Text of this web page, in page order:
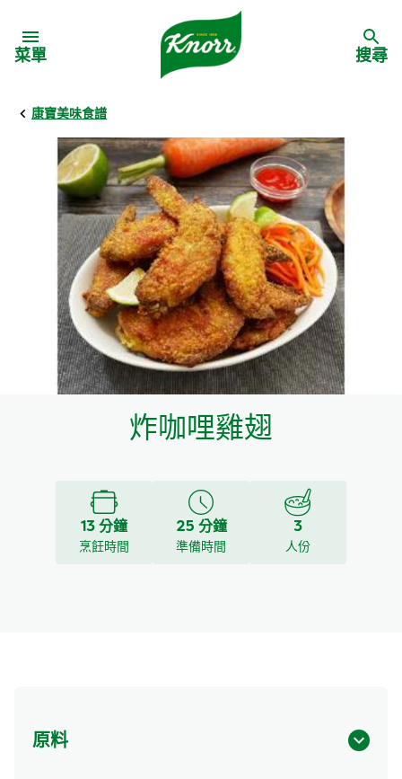
菜單 搜尋
康寶美味食譜
炸咖哩雞翅
13 分鐘
烹飪時間
25 分鐘
準備時間
3
人份
原料